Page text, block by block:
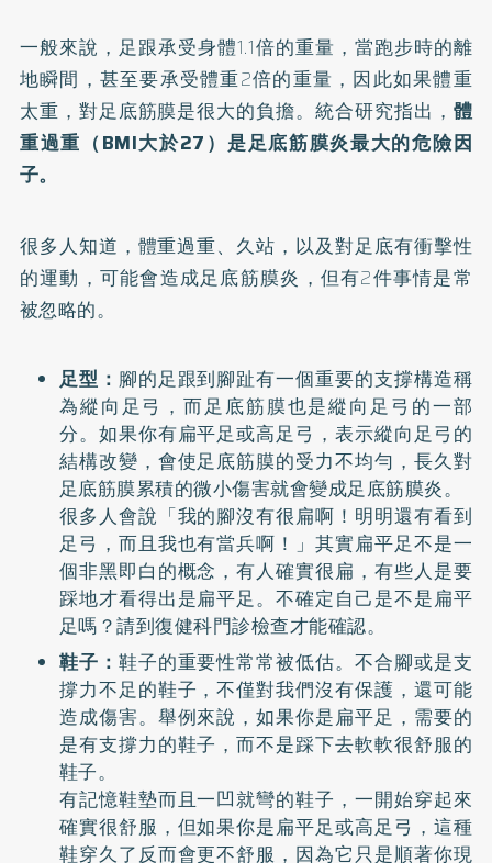
一般來說，足跟承受身體1.1倍的重量，當跑步時的離
地瞬間，甚至要承受體重2倍的重量，因此如果體重
太重，對足底筋膜是很大的負擔。統合研究指出， 體
重過重（BMI大於27）是足底筋膜炎最大的危險因
子。
很多人知道，體重過重、久站，以及對足底有衝擊性
的運動，可能會造成足底筋膜炎，但有2件事情是常
被忽略的。
足型： 腳的足跟到腳趾有一個重要的支撐構造稱
為縱向足弓，而足底筋膜也是縱向足弓的一部
分。如果你有扁平足或高足弓，表示縱向足弓的
結構改變，會使足底筋膜的受力不均勻，長久對
足底筋膜累積的微小傷害就會變成足底筋膜炎。
很多人會說「我的腳沒有很扁啊！明明還有看到
足弓，而且我也有當兵啊！」其實扁平足不是一
個非黑即白的概念，有人確實很扁，有些人是要
踩地才看得出是扁平足。不確定自己是不是扁平
足嗎？請到復健科門診檢查才能確認。
鞋子： 鞋子的重要性常常被低估。不合腳或是支
撐力不足的鞋子，不僅對我們沒有保護，還可能
造成傷害。舉例來說，如果你是扁平足，需要的
是有支撐力的鞋子，而不是踩下去軟軟很舒服的
鞋子。
有記憶鞋墊而且一凹就彎的鞋子，一開始穿起來
確實很舒服，但如果你是扁平足或高足弓，這種
鞋穿久了反而會更不舒服，因為它只是順著你現